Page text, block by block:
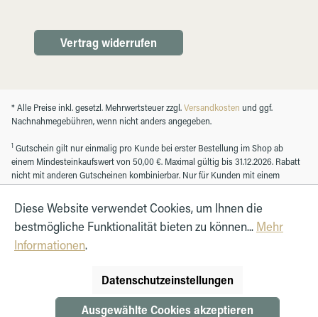
Vertrag widerrufen
* Alle Preise inkl. gesetzl. Mehrwertsteuer zzgl.Versandkosten und ggf.
Nachnahmegebühren, wenn nicht anders angegeben.
1 Gutschein gilt nur einmalig pro Kunde bei erster Bestellung im Shop ab
einem Mindesteinkaufswert von 50,00 €. Maximal gültig bis 31.12.2026. Rabatt
nicht mit anderen Gutscheinen kombinierbar. Nur für Kunden mit einem
registrierten Kundenkonto.
Diese Website verwendet Cookies, um Ihnen die
bestmögliche Funktionalität bieten zu können... Mehr
Informationen.
Datenschutzeinstellungen
Ausgewählte Cookies akzeptieren